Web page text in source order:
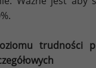
trudności